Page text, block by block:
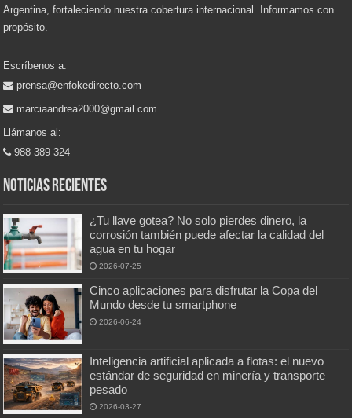
Argentina, fortaleciendo nuestra cobertura internacional. Informamos con
propósito.
Escríbenos a:
prensa@enfokedirecto.com
marciaandrea2000@gmail.com
Llámanos al:
988 389 324
Noticias recientes
¿Tu llave gotea? No solo pierdes dinero, la
corrosión también puede afectar la calidad del
agua en tu hogar
2026-07-25
Cinco aplicaciones para disfrutar la Copa del
Mundo desde tu smartphone
2026-06-24
Inteligencia artificial aplicada a flotas: el nuevo
estándar de seguridad en minería y transporte
pesado
2026-03-27